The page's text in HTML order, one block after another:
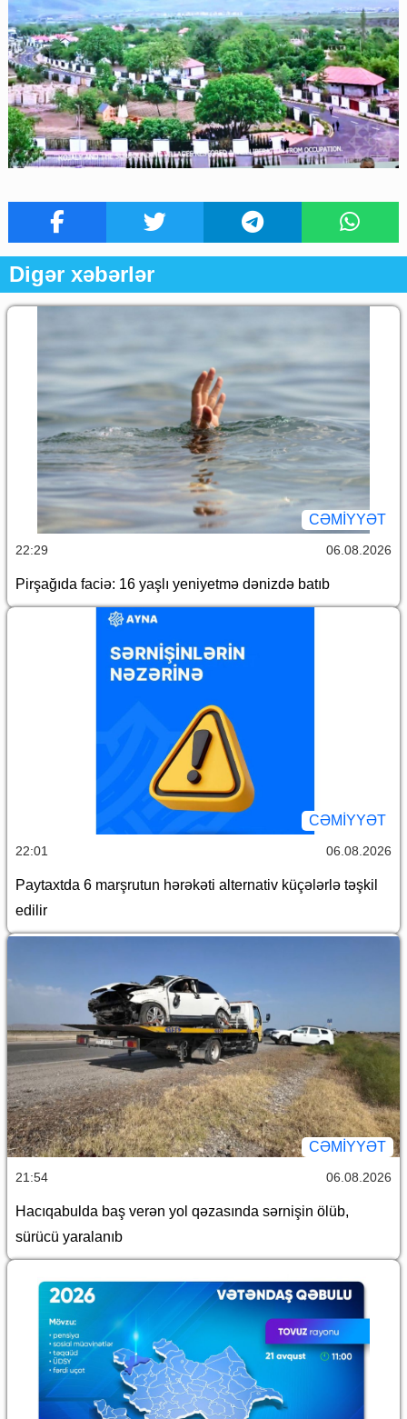
Digər xəbərlər
CƏMİYYƏT
22:29 06.08.2026
Pirşağıda faciə: 16 yaşlı yeniyetmə dənizdə batıb
CƏMİYYƏT
22:01 06.08.2026
Paytaxtda 6 marşrutun hərəkəti alternativ küçələrlə təşkil
edilir
CƏMİYYƏT
21:54 06.08.2026
Hacıqabulda baş verən yol qəzasında sərnişin ölüb,
sürücü yaralanıb